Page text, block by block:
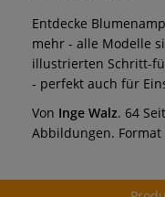
Entdecke
mehr - alle Modelle
illustrierten Schritt-
- perfekt auch für
Von Inge Walz. 64
Abbildungen. Format